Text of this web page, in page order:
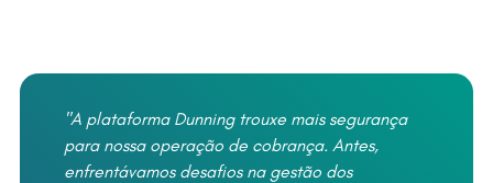
"A plataforma Dunning trouxe mais segurança
para nossa operação de cobrança. Antes,
enfrentávamos desafios na gestão dos